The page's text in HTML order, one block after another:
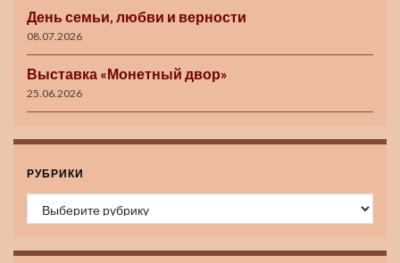
День семьи, любви и верности
08.07.2026
Выставка «Монетный двор»
25.06.2026
РУБРИКИ
Рубрики